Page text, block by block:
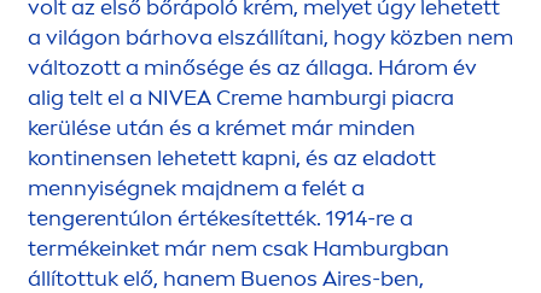
volt az első bőrápoló krém, melyet úgy lehetett
a világon bárhova elszállítani, hogy közben nem
változott a minősége és az állaga. Három év
alig telt el a NIVEA Creme hamburgi piacra
kerülése után és a krémet már minden
kontinensen lehetett kapni, és az eladott
mennyiségnek majdnem a felét a
tengerentúlon értékesítették. 1914-re a
termékeinket már nem csak Hamburgban
állítottuk elő, hanem Buenos Aires-ben,